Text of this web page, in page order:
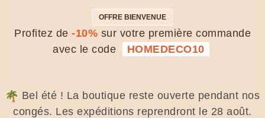
OFFRE BIENVENUE
Profitez de -10% sur votre première commande
avec le code
HOMEDECO10
Bel été ! La boutique reste ouverte pendant nos
congés. Les expéditions reprendront le 28 août.